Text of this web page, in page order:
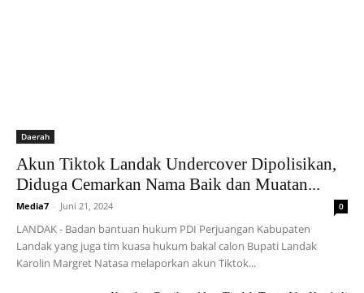
Daerah
Akun Tiktok Landak Undercover Dipolisikan,
Diduga Cemarkan Nama Baik dan Muatan...
Media7 - Juni 21, 2024 0
LANDAK - Badan bantuan hukum PDI Perjuangan Kabupaten
Landak yang juga tim kuasa hukum bakal calon Bupati Landak
Karolin Margret Natasa melaporkan akun Tiktok...